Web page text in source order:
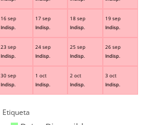
16 sep
Indisp.
17 sep
Indisp.
18 sep
Indisp.
19 sep
Indisp.
23 sep
Indisp.
24 sep
Indisp.
25 sep
Indisp.
26 sep
Indisp.
30 sep
Indisp.
1 oct
Indisp.
2 oct
Indisp.
3 oct
Indisp.
Etiqueta